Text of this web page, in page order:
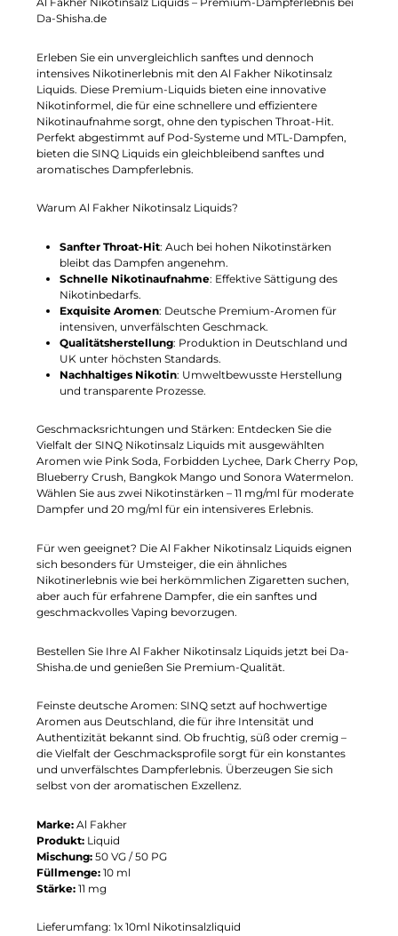
Da-Shisha.de
Erleben Sie ein unvergleichlich sanftes und dennoch
intensives Nikotinerlebnis mit den Al Fakher Nikotinsalz
Liquids. Diese Premium-Liquids bieten eine innovative
Nikotinformel, die für eine schnellere und effizientere
Nikotinaufnahme sorgt, ohne den typischen Throat-Hit.
Perfekt abgestimmt auf Pod-Systeme und MTL-Dampfen,
bieten die SINQ Liquids ein gleichbleibend sanftes und
aromatisches Dampferlebnis.
Warum Al Fakher Nikotinsalz Liquids?
Sanfter Throat-Hit: Auch bei hohen Nikotinstärken
bleibt das Dampfen angenehm.
Schnelle Nikotinaufnahme: Effektive Sättigung des
Nikotinbedarfs.
Exquisite Aromen: Deutsche Premium-Aromen für
intensiven, unverfälschten Geschmack.
Qualitätsherstellung: Produktion in Deutschland und
UK unter höchsten Standards.
Nachhaltiges Nikotin: Umweltbewusste Herstellung
und transparente Prozesse.
Geschmacksrichtungen und Stärken: Entdecken Sie die
Vielfalt der SINQ Nikotinsalz Liquids mit ausgewählten
Aromen wie Pink Soda, Forbidden Lychee, Dark Cherry Pop,
Blueberry Crush, Bangkok Mango und Sonora Watermelon.
Wählen Sie aus zwei Nikotinstärken – 11 mg/ml für moderate
Dampfer und 20 mg/ml für ein intensiveres Erlebnis.
Für wen geeignet? Die Al Fakher Nikotinsalz Liquids eignen
sich besonders für Umsteiger, die ein ähnliches
Nikotinerlebnis wie bei herkömmlichen Zigaretten suchen,
aber auch für erfahrene Dampfer, die ein sanftes und
geschmackvolles Vaping bevorzugen.
Bestellen Sie Ihre Al Fakher Nikotinsalz Liquids jetzt bei Da-
Shisha.de und genießen Sie Premium-Qualität.
Feinste deutsche Aromen: SINQ setzt auf hochwertige
Aromen aus Deutschland, die für ihre Intensität und
Authentizität bekannt sind. Ob fruchtig, süß oder cremig –
die Vielfalt der Geschmacksprofile sorgt für ein konstantes
und unverfälschtes Dampferlebnis. Überzeugen Sie sich
selbst von der aromatischen Exzellenz.
Marke: Al Fakher
Produkt: Liquid
Mischung: 50 VG / 50 PG
Füllmenge: 10 ml
Stärke: 11 mg
Lieferumfang: 1x 10ml Nikotinsalzliquid